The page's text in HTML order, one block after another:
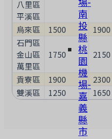
南
投
縣
桃
園
機
場-
嘉
義
縣
市
八里區
平溪區
烏來區 1500 1900
石門區
金山區
萬里區
1750 2150
貢寮區 1900 2300
雙溪區
1250 1650